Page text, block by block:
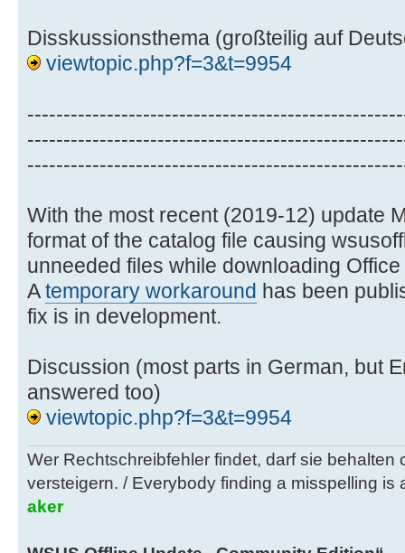
Disskussionsthema (großteilig auf
viewtopic.php?f=3&t=9954
With the most recent (2019-12) update
format of the catalog file causing
unneeded files while downloading
Atemporary workaround has been
fix is in development.
Discussion (most parts in German, but
answered too)
viewtopic.php?f=3&t=9954
Wer Rechtschreibfehler findet, darf sie behalten
versteigern. / Everybody finding a misspelling is
aker